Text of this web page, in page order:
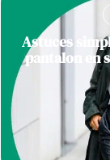
Astuces
pantalon en